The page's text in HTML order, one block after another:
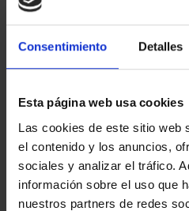
Consentimiento Detalles
Esta página web usa cookies
Las cookies de este sitio web
el contenido y los anuncios,
sociales y analizar el tráfico.
información sobre el uso que
nuestros partners de redes
ORDENAR POR: